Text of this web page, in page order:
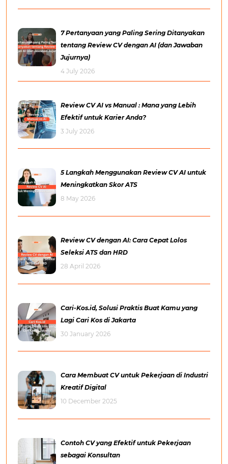
7 Pertanyaan yang Paling Sering Ditanyakan
tentang Review CV dengan AI (dan Jawaban
Jujurnya)
4 July 2026
Review CV AI vs Manual : Mana yang Lebih
Efektif untuk Karier Anda?
3 July 2026
5 Langkah Menggunakan Review CV AI untuk
Meningkatkan Skor ATS
8 May 2026
Review CV dengan AI: Cara Cepat Lolos
Seleksi ATS dan HRD
28 April 2026
Cari-Kos.id, Solusi Praktis Buat Kamu yang
Lagi Cari Kos di Jakarta
30 January 2026
Cara Membuat CV untuk Pekerjaan di Industri
Kreatif Digital
10 December 2025
Contoh CV yang Efektif untuk Pekerjaan
sebagai Konsultan